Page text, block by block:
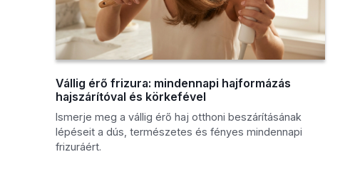
Vállig érő frizura: mindennapi hajformázás
hajszárítóval és körkefével
Ismerje meg a vállig érő haj otthoni beszárításának
lépéseit a dús, természetes és fényes mindennapi
frizuráért.